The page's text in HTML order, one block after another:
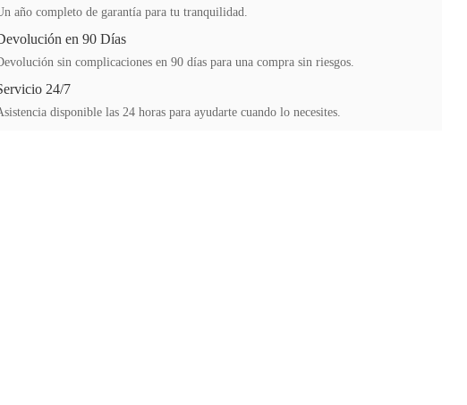
año completo de garantía para tu tranquilidad.
en 90 Días
sin complicaciones en 90 días para una compra sin riesgos.
24/7
disponible las 24 horas para ayudarte cuando lo necesites.